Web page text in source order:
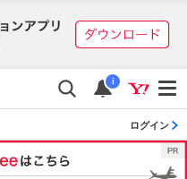
i
ログイン